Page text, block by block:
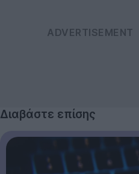
Διαβάστε επίσης